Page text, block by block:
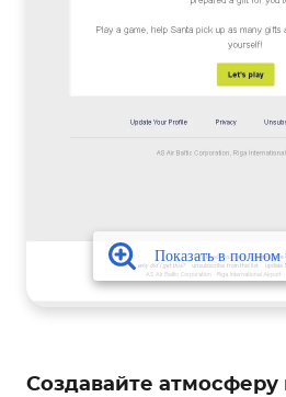
Создавайте атмосферу